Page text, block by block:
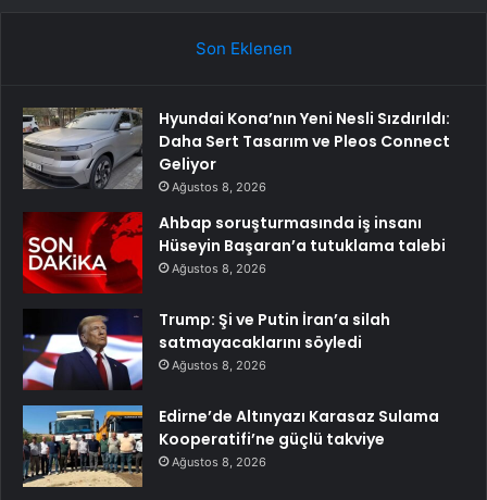
Son Eklenen
Hyundai Kona’nın Yeni Nesli Sızdırıldı:
Daha Sert Tasarım ve Pleos Connect
Geliyor
Ağustos 8, 2026
Ahbap soruşturmasında iş insanı
Hüseyin Başaran’a tutuklama talebi
Ağustos 8, 2026
Trump: Şi ve Putin İran’a silah
satmayacaklarını söyledi
Ağustos 8, 2026
Edirne’de Altınyazı Karasaz Sulama
Kooperatifi’ne güçlü takviye
Ağustos 8, 2026